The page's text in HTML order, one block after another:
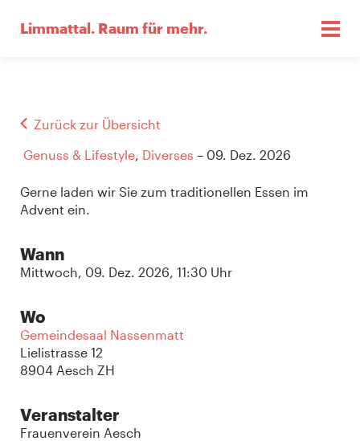
Limmattal. Raum für mehr.
Zurück zur Übersicht
Genuss & Lifestyle, Diverses – 09. Dez. 2026
Gerne laden wir Sie zum traditionellen Essen im
Advent ein.
Wann
Mittwoch, 09. Dez. 2026, 11:30 Uhr
Wo
Gemeindesaal Nassenmatt
Lielistrasse 12
8904 Aesch ZH
Veranstalter
Frauenverein Aesch